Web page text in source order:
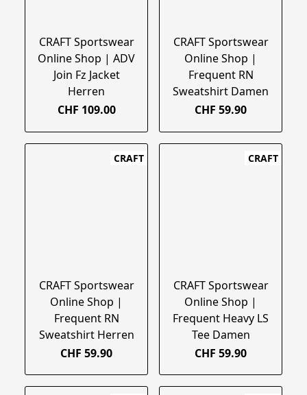
CRAFT Sportswear
Online Shop | ADV
Join Fz Jacket
Herren
CHF 109.00
CRAFT Sportswear
Online Shop |
Frequent RN
Sweatshirt Damen
CHF 59.90
CRAFT
CRAFT Sportswear
Online Shop |
Frequent RN
Sweatshirt Herren
CHF 59.90
CRAFT
CRAFT Sportswear
Online Shop |
Frequent Heavy LS
Tee Damen
CHF 59.90